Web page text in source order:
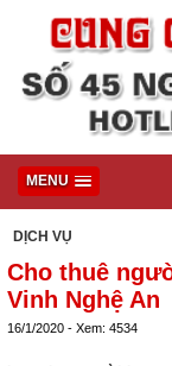
MENU
DỊCH VỤ
Cho thuê
Vinh Nghệ An
16/1/2020 - Xem: 4534